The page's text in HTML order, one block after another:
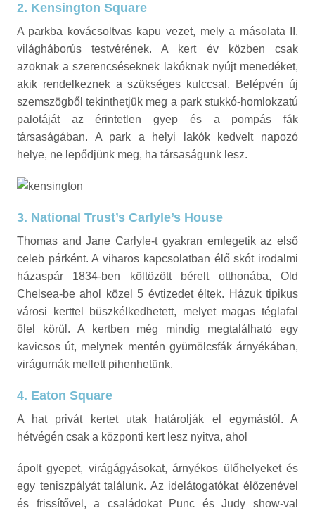
2. Kensington Square
A parkba kovácsoltvas kapu vezet, mely a másolata II.
világháborús testvérének. A kert év közben csak
azoknak a szerencséseknek lakóknak nyújt menedéket,
akik rendelkeznek a szükséges kulccsal. Belépvén új
szemszögből tekinthetjük meg a park stukkó-homlokzatú
palotáját az érintetlen gyep és a pompás fák
társaságában. A park a helyi lakók kedvelt napozó
helye, ne lepődjünk meg, ha társaságunk lesz.
3. National Trust’s Carlyle’s House
Thomas and Jane Carlyle-t gyakran emlegetik az első
celeb párként. A viharos kapcsolatban élő skót irodalmi
házaspár 1834-ben költözött bérelt otthonába, Old
Chelsea-be ahol közel 5 évtizedet éltek. Házuk tipikus
városi kerttel büszkélkedhetett, melyet magas téglafal
ölel körül. A kertben még mindig megtalálható egy
kavicsos út, melynek mentén gyümölcsfák árnyékában,
virágurnák mellett pihenhetünk.
4. Eaton Square
A hat privát kertet utak határolják el egymástól. A
hétvégén csak a központi kert lesz nyitva, ahol
ápolt gyepet, virágágyásokat, árnyékos ülőhelyeket és
egy teniszpályát találunk. Az idelátogatókat élőzenével
és frissítővel, a családokat Punc és Judy show-val